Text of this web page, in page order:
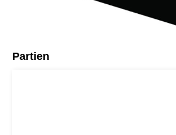
Partien